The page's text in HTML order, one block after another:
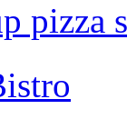
pizza